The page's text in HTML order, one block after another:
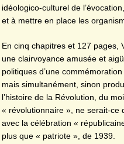
idéologico-culturel de
et à mettre en place les
En cinq chapitres et 127 pages,
une clairvoyance amusée et
politiques d’une
mais simultanément, sinon
l’histoire de la Révolution, du
« révolutionnaire », ne serait-ce
avec la célébration «
plus que « patriote », de 1939.